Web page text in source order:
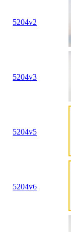
5204v2
5204v3
5204v5
5204v6